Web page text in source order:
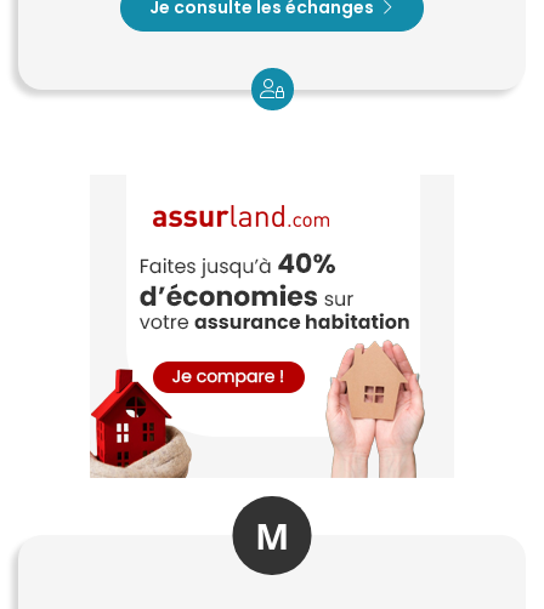
Je consulte les échanges
M